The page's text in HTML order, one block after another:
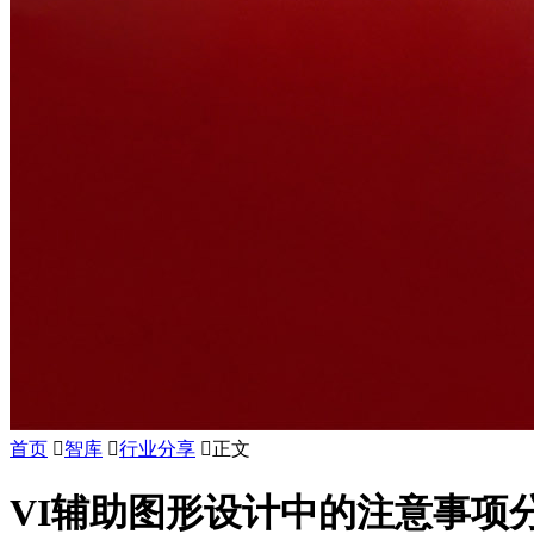
首页 智库 行业分享 正文
VI辅助图形设计中的注意事项